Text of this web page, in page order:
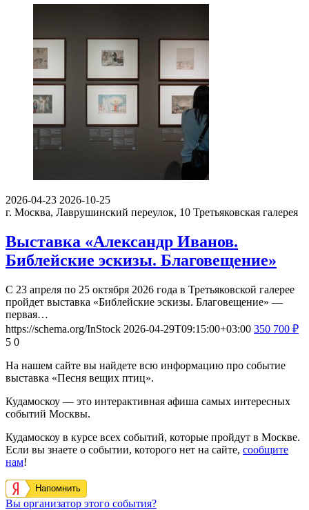
2026-04-23 2026-10-25
г. Москва, Лаврушинский переулок, 10 Третьяковская галерея
Выставка «Александр Иванов.
Библейские эскизы. Благовещение»
С 23 апреля по 25 октября 2026 года в Третьяковской галерее
пройдет выставка «Библейские эскизы. Благовещение» —
первая…
https://schema.org/InStock 2026-04-29T09:15:00+03:00 350 700 ₽
5 0
На нашем сайте вы найдете всю информацию про событие
выставка «Песня вещих птиц».
Кудамоскоу — это интерактивная афиша самых интересных
событий Москвы.
Кудамоскоу в курсе всех событий, которые пройдут в Москве.
Если вы знаете о событии, которого нет на сайте, сообщите
нам!
Напомнить
Вы организатор этого события?